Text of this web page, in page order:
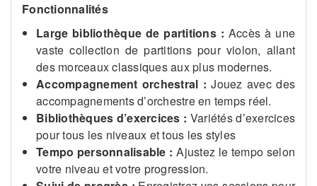
Fonctionnalités
Large bibliothèque de partitions : Accès à une
vaste collection de partitions pour violon, allant
des morceaux classiques aux plus modernes.
Accompagnement orchestral : Jouez avec des
accompagnements d’orchestre en temps réel.
Bibliothèques d’exercices : Variétés d’exercices
pour tous les niveaux et tous les styles
Tempo personnalisable : Ajustez le tempo selon
votre niveau et votre progression.